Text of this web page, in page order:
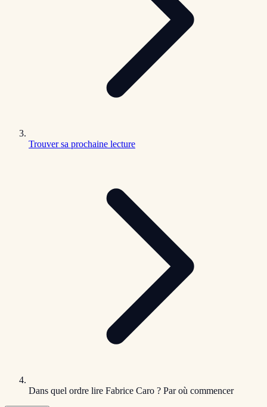
Trouver sa prochaine lecture
Dans quel ordre lire Fabrice Caro ? Par où commencer